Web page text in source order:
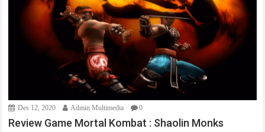
Des 12, 2020 Admin Multimedia 0
Review Game Mortal Kombat : Shaolin Monks